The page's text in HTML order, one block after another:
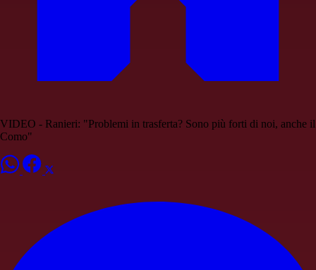
VIDEO - Ranieri: "Problemi in trasferta? Sono più forti di noi, anche il
Como"